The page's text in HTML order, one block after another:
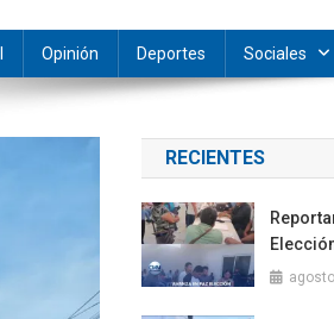
Opinión Deportes Sociales
RECIENTES